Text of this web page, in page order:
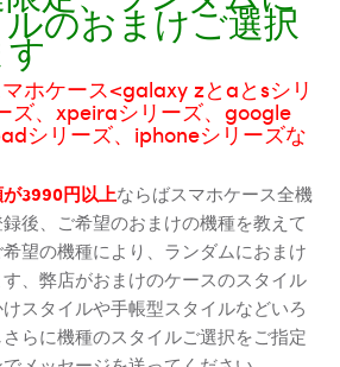
のおまけご選択
ホケース<galaxy zとaとsシリ
ズ、xpeiraシリーズ、google
シリーズ、iphoneシリーズな
3990円以上ならばスマホケース全機
後、ご希望のおまけの機種を教えて
望の機種により、ランダムにおまけ
、弊店がおまけのケースのスタイル
スタイルや手帳型スタイルなどいろ
らに機種のスタイルご選択をご指定